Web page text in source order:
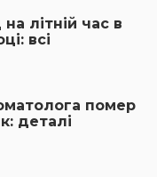
літній час в
всі
помер
деталі